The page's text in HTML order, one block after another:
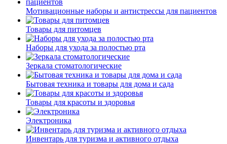
Мотивационные наборы и антистрессы для пациентов
Товары для питомцев
Наборы для ухода за полостью рта
Зеркала стоматологические
Бытовая техника и товары для дома и сада
Товары для красоты и здоровья
Электроника
Инвентарь для туризма и активного отдыха